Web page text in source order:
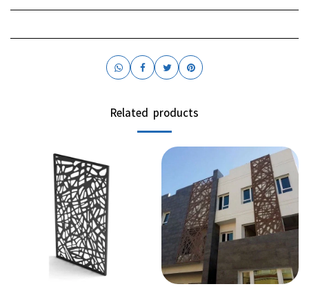
Related products